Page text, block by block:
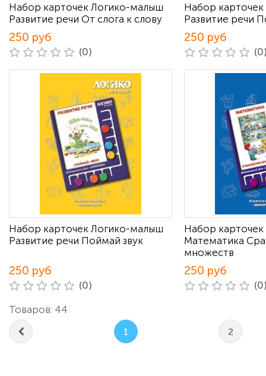
Набор карточек Логико-малыш
Развитие речи От слога к слову
250 руб
(0)
Набор
Развитие речи
250 руб
Набор карточек Логико-малыш
Развитие речи Поймай звук
250 руб
(0)
Набор
Математика
множеств
250 руб
Товаров: 44
1 2